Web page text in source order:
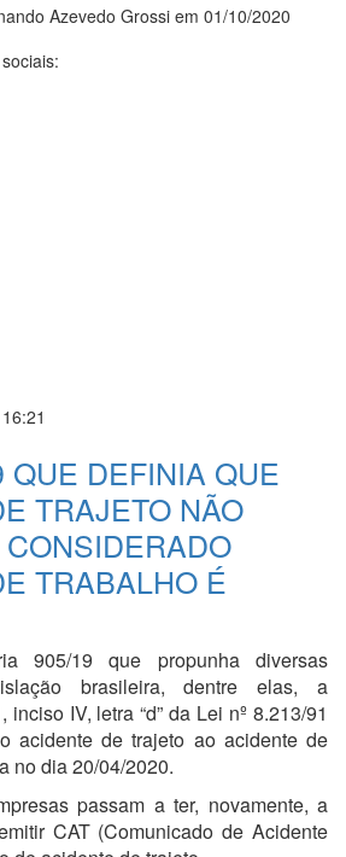
Azevedo Grossi em 01/10/2020
QUE DEFINIA QUE
TRAJETO NÃO
TRABALHO É
905/19 que propunha diversas
brasileira, dentre elas, a
IV, letra “d” da Lei nº 8.213/91
acidente de trajeto ao acidente de
no dia 20/04/2020.
passam a ter, novamente, a
CAT (Comunicado de Acidente